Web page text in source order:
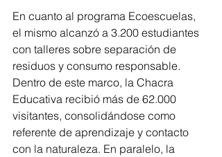
En cuanto al programa Ecoescuelas,
el mismo alcanzó a 3.200 estudiantes
con talleres sobre separación de
residuos y consumo responsable.
Dentro de este marco, la Chacra
Educativa recibió más de 62.000
visitantes, consolidándose como
referente de aprendizaje y contacto
con la naturaleza. En paralelo, la